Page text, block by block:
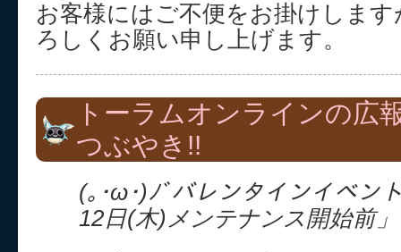
お客様にはご不便をお掛けしま
ろしくお願い申し上げます。
トーラムオンラインの広
つぶやき!!
(｡･ω･)ﾉﾞバレンタインイベン
12日(木)メンテナンス開始前